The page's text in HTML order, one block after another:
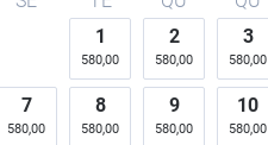
1
580,00
2
580,00
3
580,00
7
580,00
8
580,00
9
580,00
10
580,00